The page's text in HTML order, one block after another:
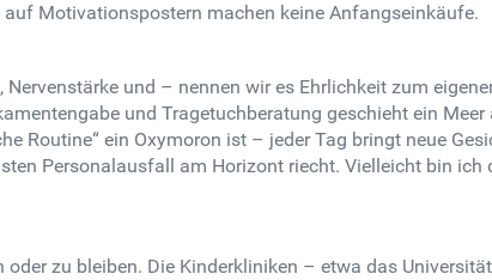
Motivationspostern machen keine Anfangseinkäufe.
und – nennen wir es Ehrlichkeit zum
und Tragetuchberatung geschieht ein
Routine“ ein Oxymoron ist – jeder Tag bringt neue
Personalausfall am Horizont riecht. Vielleicht bin ich
zu bleiben. Die Kinderkliniken – etwa das